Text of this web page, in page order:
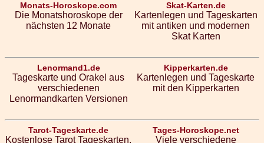
Monats-Horoskope.com
Die Monatshoroskope der
nächsten 12 Monate
Skat-Karten.de
Kartenlegen und Tageskarten
mit antiken und modernen
Skat Karten
Lenormand1.de
Tageskarte und Orakel aus
verschiedenen
Lenormandkarten Versionen
Kipperkarten.de
Kartenlegen und Tageskarte
mit den Kipperkarten
Tarot-Tageskarte.de
Kostenlose Tarot Tageskarten,
Tages-Horoskope.net
Viele verschiedene